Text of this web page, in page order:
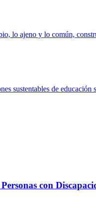
lo ajeno y lo común,
sustentables de educación
con